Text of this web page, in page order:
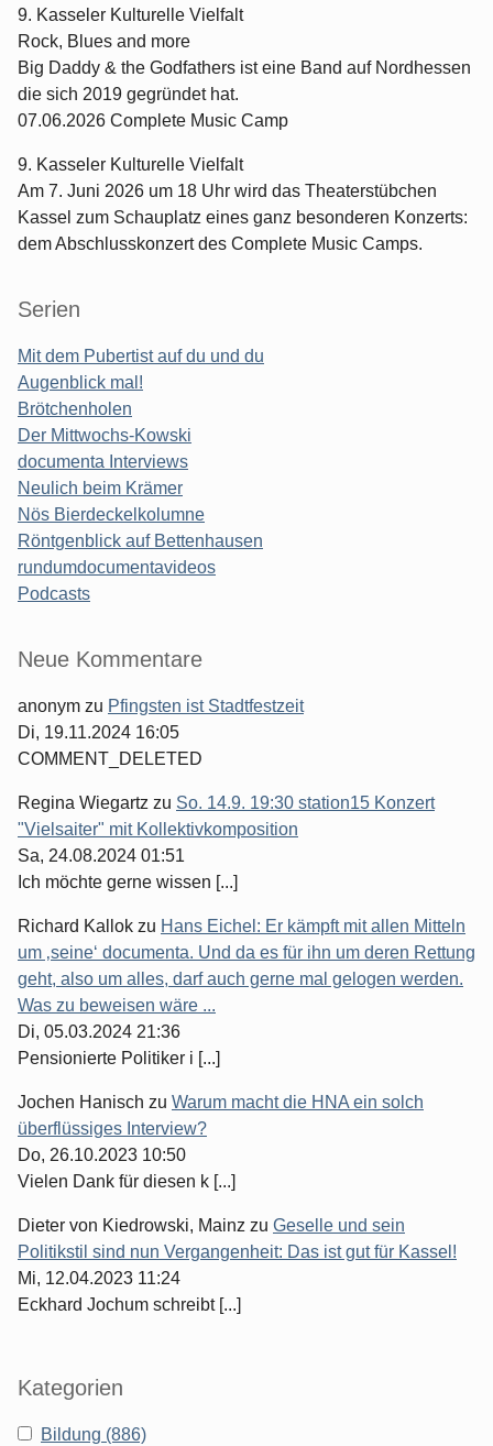
9. Kasseler Kulturelle Vielfalt
Rock, Blues and more
Big Daddy & the Godfathers ist eine Band auf Nordhessen
die sich 2019 gegründet hat.
07.06.2026 Complete Music Camp
9. Kasseler Kulturelle Vielfalt
Am 7. Juni 2026 um 18 Uhr wird das Theaterstübchen
Kassel zum Schauplatz eines ganz besonderen Konzerts:
dem Abschlusskonzert des Complete Music Camps.
Serien
Mit dem Pubertist auf du und du
Augenblick mal!
Brötchenholen
Der Mittwochs-Kowski
documenta Interviews
Neulich beim Krämer
Nös Bierdeckelkolumne
Röntgenblick auf Bettenhausen
rundumdocumentavideos
Podcasts
Seitenleiste
Neue Kommentare
anonym zu Pfingsten ist Stadtfestzeit
Di, 19.11.2024 16:05
COMMENT_DELETED
Regina Wiegartz zu So. 14.9. 19:30 station15 Konzert
"Vielsaiter" mit Kollektivkomposition
Sa, 24.08.2024 01:51
Ich möchte gerne wissen [...]
Richard Kallok zu Hans Eichel: Er kämpft mit allen Mitteln
um ‚seine‘ documenta. Und da es für ihn um deren Rettung
geht, also um alles, darf auch gerne mal gelogen werden.
Was zu beweisen wäre ...
Di, 05.03.2024 21:36
Pensionierte Politiker i [...]
Jochen Hanisch zu Warum macht die HNA ein solch
überflüssiges Interview?
Do, 26.10.2023 10:50
Vielen Dank für diesen k [...]
Dieter von Kiedrowski, Mainz zu Geselle und sein
Politikstil sind nun Vergangenheit: Das ist gut für Kassel!
Mi, 12.04.2023 11:24
Eckhard Jochum schreibt [...]
Kategorien
Bildung (886)